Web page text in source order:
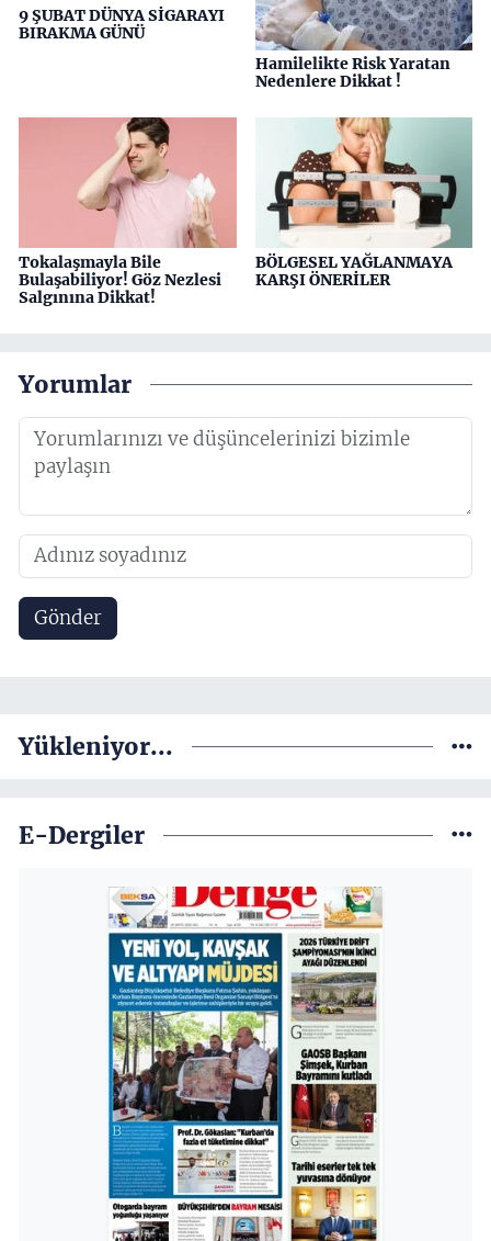
9 ŞUBAT DÜNYA SİGARAYI
BIRAKMA GÜNÜ
Hamilelikte Risk Yaratan
Nedenlere Dikkat !
Tokalaşmayla Bile
Bulaşabiliyor! Göz Nezlesi
Salgınına Dikkat!
BÖLGESEL YAĞLANMAYA
KARŞI ÖNERİLER
Yorumlar
Gönder
Yükleniyor...
E-Dergiler